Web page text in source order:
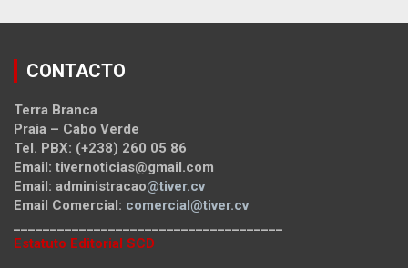
CONTACTO
Terra Branca
Praia – Cabo Verde
Tel. PBX: (+238) 260 05 86
Email: tivernoticias@gmail.com
Email: administracao@tiver.cv
Email Comercial: comercial@tiver.cv
Estatuto Editorial SCD